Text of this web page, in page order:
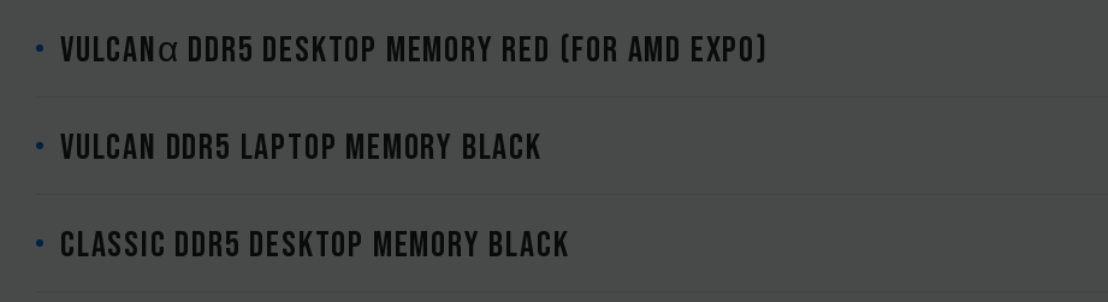
VULCANα DDR5 DESKTOP MEMORY RED (FOR AMD EXPO)
VULCAN DDR5 LAPTOP MEMORY BLACK
CLASSIC DDR5 DESKTOP MEMORY BLACK